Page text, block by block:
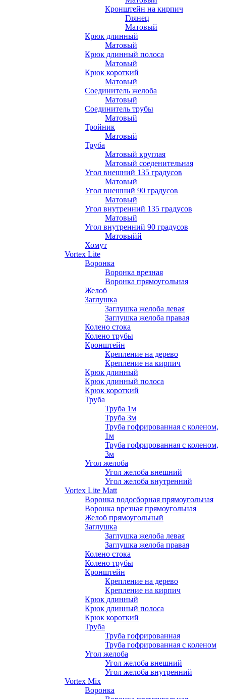
Кронштейн на кирпич
Глянец
Матовый
Крюк длинный
Матовый
Крюк длинный полоса
Матовый
Крюк короткий
Матовый
Соединитель желоба
Матовый
Соединитель трубы
Матовый
Тройник
Матовый
Труба
Матовый круглая
Матовый соеденительная
Угол внешний 135 градусов
Матовый
Угол внешний 90 градусов
Матовый
Угол внутренний 135 градусов
Матовый
Угол внутренний 90 градусов
Матовыйй
Хомут
Vortex Lite
Воронка
Воронка врезная
Воронка прямоугольная
Желоб
Заглушка
Заглушка желоба левая
Заглушка желоба правая
Колено стока
Колено трубы
Кронштейн
Крепление на дерево
Крепление на кирпич
Крюк длинный
Крюк длинный полоса
Крюк короткий
Труба
Труба 1м
Труба 3м
Труба гофрированная с коленом,
1м
Труба гофрированная с коленом,
3м
Угол желоба
Угол желоба внешний
Угол желоба внутренний
Vortex Lite Matt
Воронка водосборная прямоугольная
Воронка врезная прямоугольная
Желоб прямоугольный
Заглушка
Заглушка желоба левая
Заглушка желоба правая
Колено стока
Колено трубы
Кронштейн
Крепление на дерево
Крепление на кирпич
Крюк длинный
Крюк длинный полоса
Крюк короткий
Труба
Труба гофрированная
Труба гофрированная с коленом
Угол желоба
Угол желоба внешний
Угол желоба внутренний
Vortex Mix
Воронка